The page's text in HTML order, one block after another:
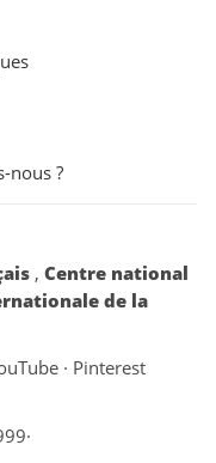
nous ?
, Centre national
de la
· Pinterest
·